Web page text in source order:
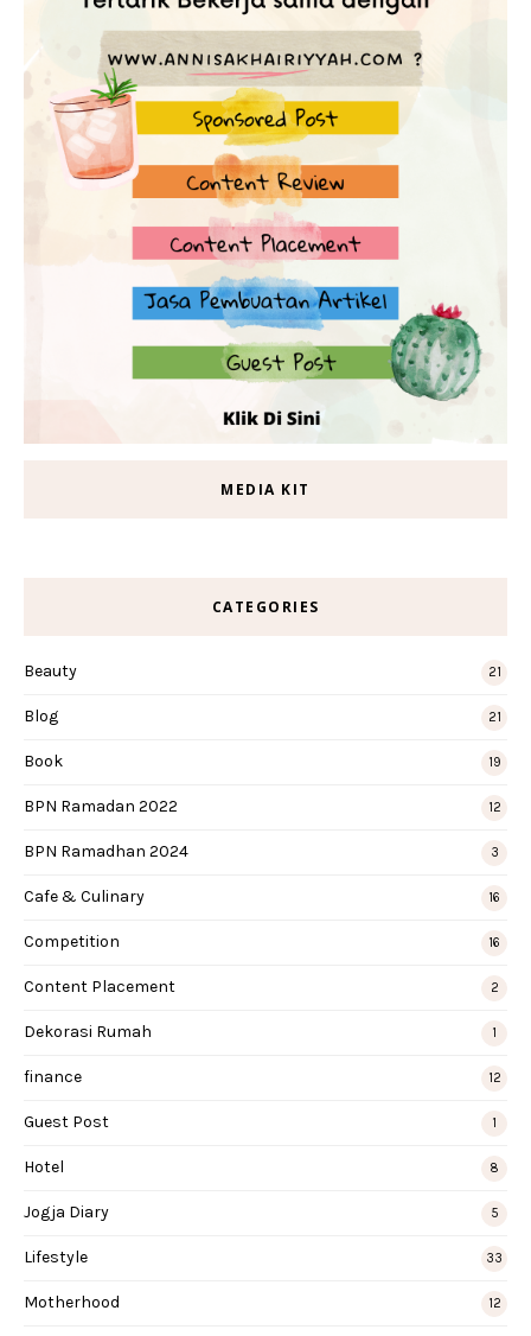
MEDIA KIT
CATEGORIES
Beauty 21
Blog 21
Book 19
BPN Ramadan 2022 12
BPN Ramadhan 2024 3
Cafe & Culinary 16
Competition 16
Content Placement 2
Dekorasi Rumah 1
finance 12
Guest Post 1
Hotel 8
Jogja Diary 5
Lifestyle 33
Motherhood 12